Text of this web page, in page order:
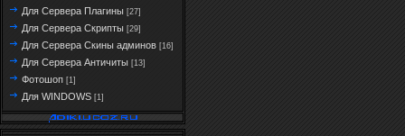
Для Сервера Плагины [27]
Для Сервера Скрипты [29]
Для Сервера Скины админов [16]
Для Сервера Античиты [13]
Фотошоп [1]
Для WINDOWS [1]